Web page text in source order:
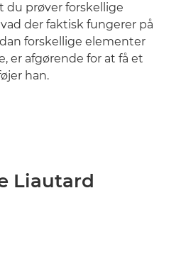
du prøver forskellige
der faktisk fungerer på
forskellige elementer
er afgørende for at få et
han.
Liautard